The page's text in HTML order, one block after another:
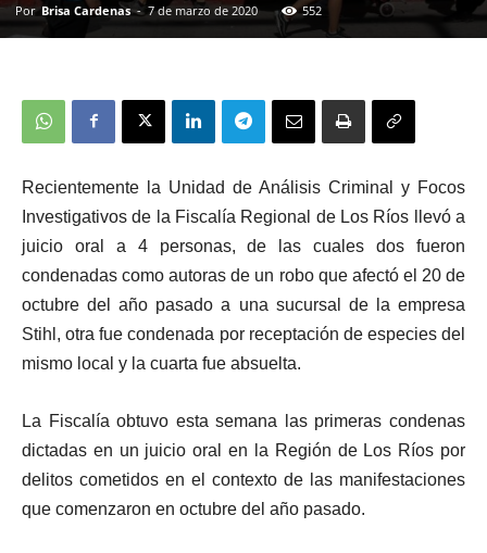
Por Brisa Cardenas - 7 de marzo de 2020 552
Recientemente la Unidad de Análisis Criminal y Focos
Investigativos de la Fiscalía Regional de Los Ríos llevó a
juicio oral a 4 personas, de las cuales dos fueron
condenadas como autoras de un robo que afectó el 20 de
octubre del año pasado a una sucursal de la empresa
Stihl, otra fue condenada por receptación de especies del
mismo local y la cuarta fue absuelta.
La Fiscalía obtuvo esta semana las primeras condenas
dictadas en un juicio oral en la Región de Los Ríos por
delitos cometidos en el contexto de las manifestaciones
que comenzaron en octubre del año pasado.